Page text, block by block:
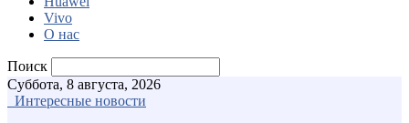
Vivo
О нас
Поиск
Суббота, 8 августа, 2026
Интересные новости